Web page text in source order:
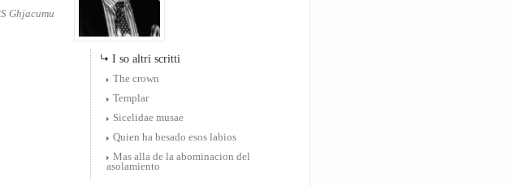
Ghjacumu
I so altri scritti
The crown
Templar
Sicelidae musae
Quien ha besado esos labios
Mas alla de la abominacion del
asolamiento